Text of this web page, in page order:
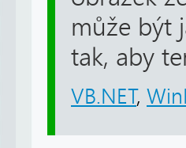
může být
tak, aby
VB.NET,